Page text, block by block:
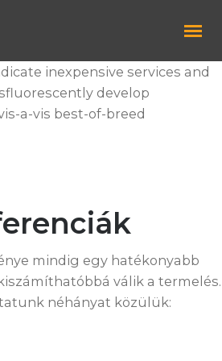
inexpensive services and
develop
a-vis best-of-breed
mindig egy hatékonyabb
válik a termelés.
néhányat közülük: